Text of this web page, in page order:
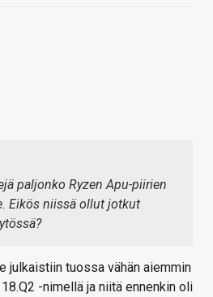
paljonko Ryzen Apu-piirien
Eikös niissä ollut jotkut
julkaistiin tuossa vähän aiemmin
-nimellä ja niitä ennenkin oli